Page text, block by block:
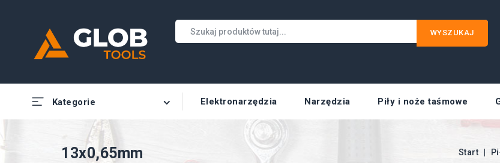
WYSZUKAJ
Kategorie Elektronarzędzia Narzędzia Piły i noże taśmowe
13x0,65mm Start